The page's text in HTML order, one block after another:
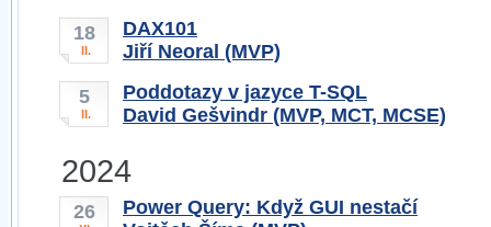
18
II.
DAX101
Jiří Neoral (MVP)
5
II.
Poddotazy v jazyce T-SQL
David Gešvindr (MVP, MCT, MCSE)
2024
26
Power Query: Když GUI nestačí